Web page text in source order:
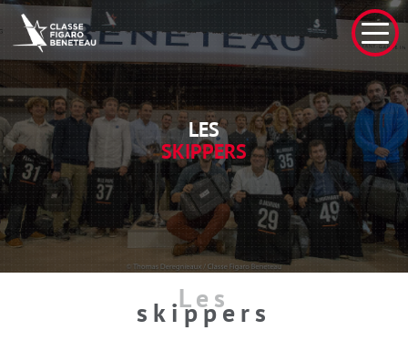
LES
SKIPPERS
Les
skippers